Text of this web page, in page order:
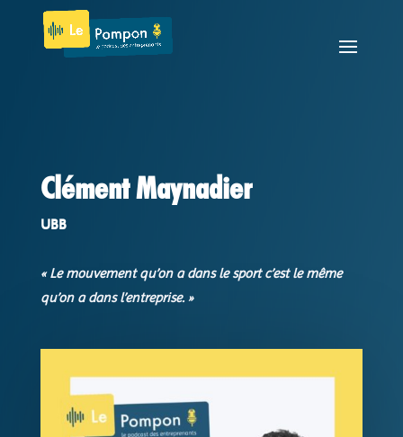
Clément Maynadier
UBB
« Le mouvement qu’on a dans le sport c’est le même
qu’on a dans l’entreprise. »